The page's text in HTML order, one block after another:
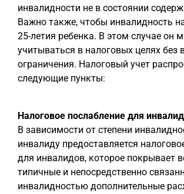
инвалидности не в состоянии
Важно также, чтобы инвалидность
25-летия ребенка. В этом случае он
учитываться в налоговых целях без
ограничения. Налоговый учет
следующие пункты:
Налоговое послабление для
В зависимости от степени
инвалиду предоставляется
для инвалидов, которое покрывает
типичные и непосредственно
инвалидностью дополнительные